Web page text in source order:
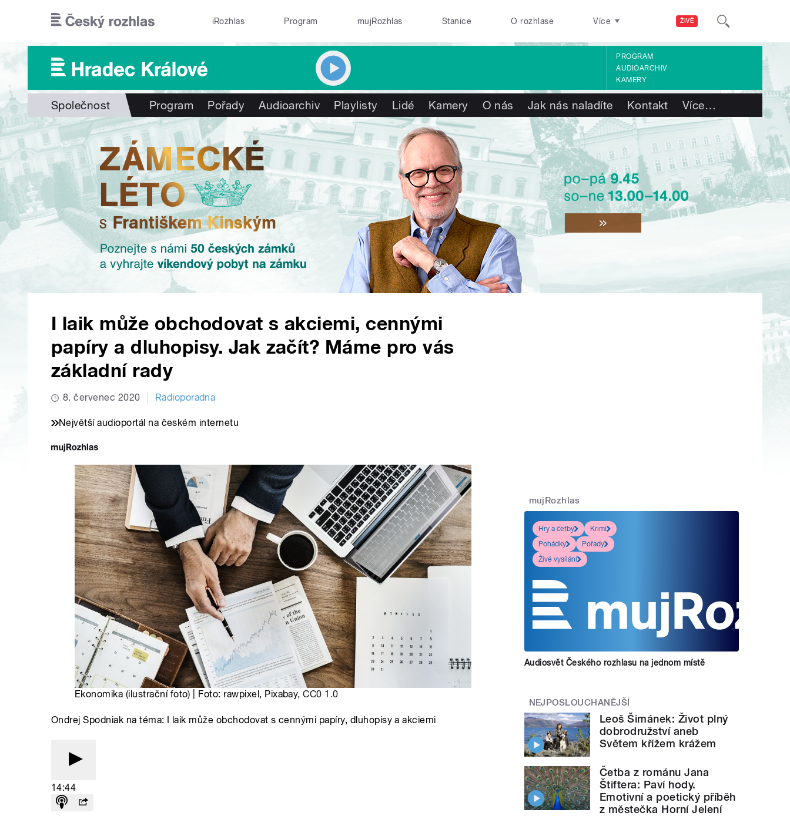
ŽIVĚ
iRozhlas Program mujRozhlas Stanice O rozhlase Více
PROGRAM
AUDIOARCHIV
KAMERY
Společnost Program Pořady Audioarchiv Playlisty Lidé Kamery O nás Jak nás naladíte Kontakt Více…
I laik může obchodovat s akciemi, cennými
papíry a dluhopisy. Jak začít? Máme pro vás
základní rady
8. červenec 2020 Radioporadna
Největší audioportál na českém internetu
Ekonomika (ilustrační foto) | Foto: rawpixel, Pixabay,CC0 1.0
Ondrej Spodniak na téma: I laik může obchodovat s cennými papíry, dluhopisy a akciemi
14:44
mujRozhlas
Hry a četby
Krimi
Pohádky
Pořady
Živé vysílání
Audiosvět Českého rozhlasu na jednom místě
NEJPOSLOUCHANĚJŠÍ
Leoš Šimánek: Život plný
dobrodružství aneb
Světem křížem krážem
Četba z románu Jana
Štiftera: Paví hody.
Emotivní a poetický příběh
z městečka Horní Jelení